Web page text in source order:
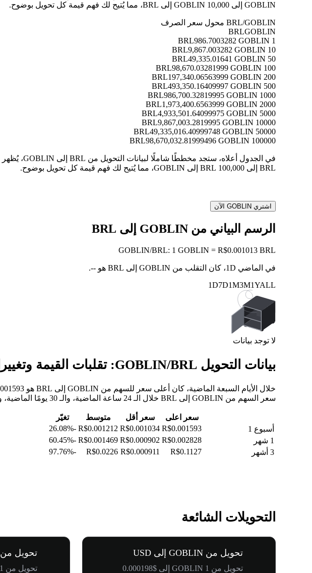
GOBLIN إلى 10,000 GOBLIN إلى BRL، مما يُتيح لك فهم قيمة كل تحويل بوضوح.
BRL/GOBLIN محول سعر الصرف
BRLGOBLIN
1 BRL
986.7003282 GOBLIN
10 BRL
9,867.003282 GOBLIN
50 BRL
49,335.01641 GOBLIN
100 BRL
98,670.03281999 GOBLIN
200 BRL
197,340.06563999 GOBLIN
500 BRL
493,350.16409997 GOBLIN
1000 BRL
986,700.32819995 GOBLIN
2000 BRL
1,973,400.6563999 GOBLIN
5000 BRL
4,933,501.64099975 GOBLIN
10000 BRL
9,867,003.2819995 GOBLIN
50000 BRL
49,335,016.40999748 GOBLIN
100000 BRL
98,670,032.81999496 GOBLIN
BRL إلى 100,000 BRL إلى GOBLIN، مما يُتيح لك فهم قيمة كل تحويل بوضوح.
اشتري GOBLIN الآن
الرسم البياني من GOBLIN إلى BRL
GOBLIN/BRL: 1 GOBLIN = R$0.001013 BRL
في الماضي 1D، كان التقلب من GOBLIN إلى BRL هو --
.
1D7D1M3M1YALL
لا توجد بيانات
بيانات التحويل GOBLIN/BRL: تقلبات القيمة وتغييرات الأسعار من GOBLIN إلى BRL
سعر السهم من GOBLIN إلى BRL خلال الـ 24 ساعة الماضية، والـ 30 يومًا الماضية، والـ 90 يومًا الماضية.
سعر اعلى سعر أقل متوسط
تغيّر
أسبوع 1
R$0.001593
R$0.001034
R$0.001212
-26.08%
1 شهر
R$0.002828
R$0.000902
R$0.001469
-60.45%
3 أشهر
R$0.1127
R$0.000911
R$0.0226
-97.76%
التحويلات الشائعة
تحويل من GOBLIN إلى USD
تحويل من 1 GOBLIN إلى $0.000198
تحويل من GOBLIN إلى PHP
تحويل من 1 GOBLIN إلى ₱0.0120